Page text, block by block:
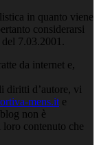
in quanto viene
considerarsi
7.03.2001.
da internet e,
diritti d’autore, vi
mens.it e
non è
contenuto che